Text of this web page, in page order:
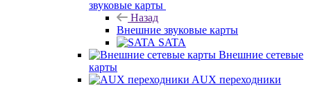
звуковые карты
Назад
Внешние звуковые карты
SATA
Внешние сетевые
карты
AUX переходники